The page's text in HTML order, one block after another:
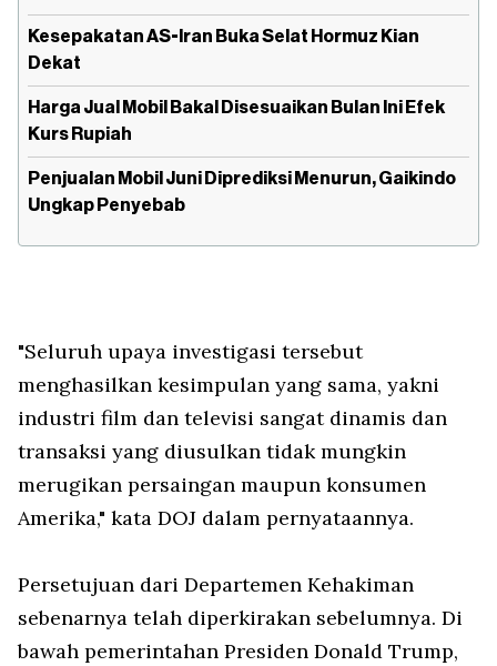
Kesepakatan AS-Iran Buka Selat Hormuz Kian
Dekat
Harga Jual Mobil Bakal Disesuaikan Bulan Ini Efek
Kurs Rupiah
Penjualan Mobil Juni Diprediksi Menurun, Gaikindo
Ungkap Penyebab
"Seluruh upaya investigasi tersebut
menghasilkan kesimpulan yang sama, yakni
industri film dan televisi sangat dinamis dan
transaksi yang diusulkan tidak mungkin
merugikan persaingan maupun konsumen
Amerika," kata DOJ dalam pernyataannya.
Persetujuan dari Departemen Kehakiman
sebenarnya telah diperkirakan sebelumnya. Di
bawah pemerintahan Presiden Donald Trump,